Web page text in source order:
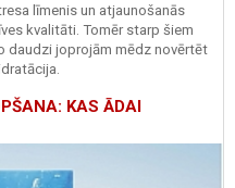
līmenis un atjaunošanās
kvalitāti. Tomēr starp šiem
daudzi joprojām mēdz novērtēt
KAS ĀDAI